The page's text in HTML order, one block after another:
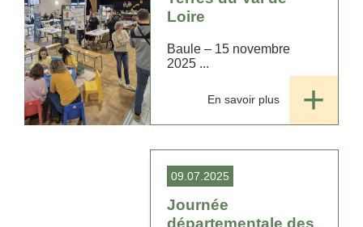
Loire
Baule – 15 novembre
2025 ...
En savoir plus
09.07.2025
Journée
départementale des